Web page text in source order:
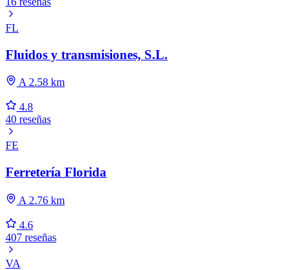
FL
Fluidos y transmisiones, S.L.
A 2.58 km
4.8
40 reseñas
FE
Ferretería Florida
A 2.76 km
4.6
407 reseñas
VA